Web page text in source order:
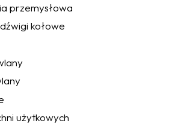
przemysłowa
kołowe
użytkowych